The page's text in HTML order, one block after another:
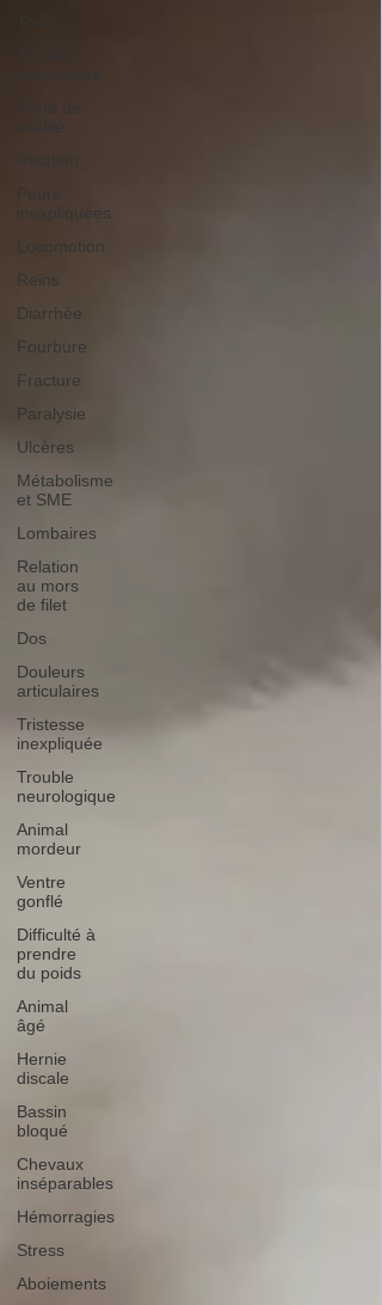
inexpliquées
Locomotion
Reins
Diarrhée
Fourbure
Fracture
Paralysie
Ulcères
Métabolisme
et SME
Lombaires
Relation
au mors
de filet
Dos
Douleurs
articulaires
Tristesse
inexpliquée
Trouble
neurologique
Animal
mordeur
Ventre
gonflé
Difficulté à
prendre
du poids
Animal
âgé
Hernie
discale
Bassin
bloqué
Chevaux
inséparables
Hémorragies
Stress
Aboiements